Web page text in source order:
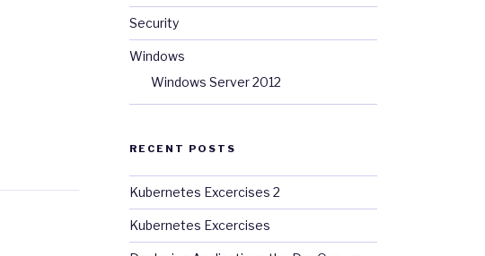
Security
Windows
Windows Server 2012
RECENT POSTS
Kubernetes Excercises 2
Kubernetes Excercises